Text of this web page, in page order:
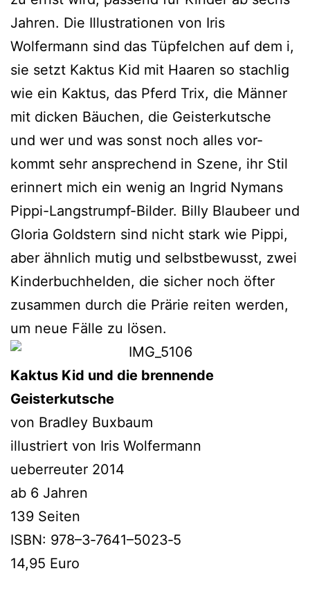
Jahren. Die Illustrationen von Iris
Wolfermann sind das Tüpfelchen auf dem i,
sie setzt Kaktus Kid mit Haaren so stach­lig
wie ein Kaktus, das Pferd Trix, die Männer
mit dicken Bäuchen, die Geisterkutsche
und wer und was sonst noch alles vor­
kommt sehr anspre­chend in Szene, ihr Stil
erin­nert mich ein wenig an Ingrid Nymans
Pippi-Langstrumpf-Bilder. Billy Blaubeer und
Gloria Goldstern sind nicht stark wie Pippi,
aber ähn­lich mutig und selbst­be­wusst, zwei
Kinderbuchhelden, die sicher noch öfter
zusam­men durch die Prärie rei­ten wer­den,
um neue Fälle zu lösen.
Kaktus Kid und die bren­nen­de
Geisterkutsche
von Bradley Buxbaum
illus­triert von Iris Wolfermann
ueber­reu­ter 2014
ab 6 Jahren
139 Seiten
ISBN: 978–3‑7641–5023‑5
14,95 Euro